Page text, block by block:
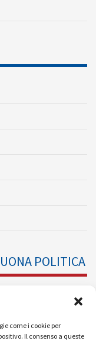
come i cookie per
Il consenso a queste
POLITICA